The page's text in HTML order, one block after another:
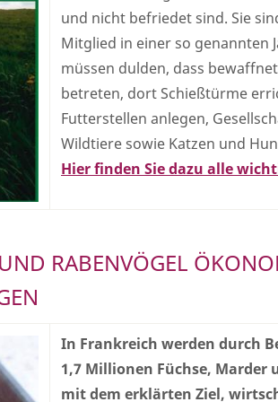
und nicht befriedet sind. Sie
Mitglied in einer so genannten
müssen dulden, dass
betreten, dort Schießtürme
Futterstellen anlegen,
Wildtiere sowie Katzen und
Hier finden Sie dazu alle
RABENVÖGEL
In Frankreich werden durch
1,7 Millionen Füchse, Marder
mit dem erklärten Ziel,